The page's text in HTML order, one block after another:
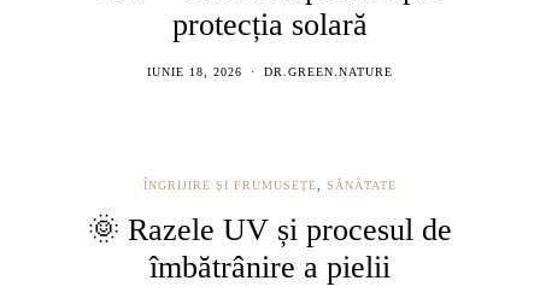
protecția solară
IUNIE 18, 2026 DR.GREEN.NATURE
ÎNGRIJIRE ȘI FRUMUSEȚE, SĂNĂTATE
🌞 Razele UV și procesul de
îmbătrânire a pielii